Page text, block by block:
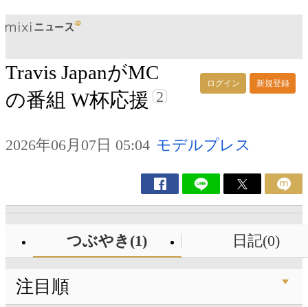
ログイン 新規登録
Travis JapanがMC
の番組 W杯応援 2
2026年06月07日 05:04 モデルプレス
つぶやき(1) 日記(0)
注目順